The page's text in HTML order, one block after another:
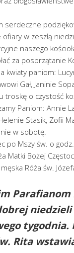
serdeczne
ofiary w zeszłą
naszego
za posprzątanie
kwiaty paniom:
Gał, Janinie
troskę o czystość
Paniom: Annie
Stasik, Zofii
w sobotę.
po Mszy św. o
Matki Bożej
Róża św.
Parafianom
niedzieli
tygodnia.
Rita